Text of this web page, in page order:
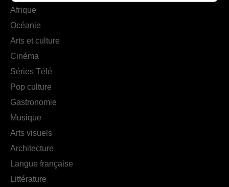
Afrique
Océanie
Arts et culture
Cinéma
Séries Télé
Pop culture
Gastronomie
Musique
Arts visuels
Architecture
Langue française
Littérature